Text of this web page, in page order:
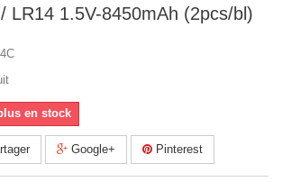
LR14 1.5V-8450mAh (2pcs/bl)
en stock
Google+ Pinterest